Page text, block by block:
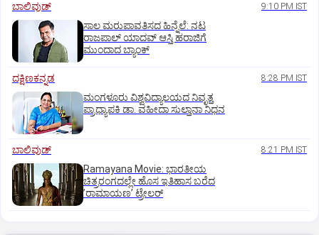
ಬಾಲಿವುಡ್‌ 9:10 PM IST
ಸಾಲ ಮರುಪಾವತಿಸದ ಹಿನ್ನೆಲೆ: ನಟ
ರಾಜಪಾಲ್ ಯಾದವ್‌ ಆಸ್ತಿ ಹರಾಜಿಗೆ
ಮುಂದಾದ ಬ್ಯಾಂಕ್
ದಕ್ಷಿಣಕನ್ನಡ 8:28 PM IST
ಮಂಗಳೂರು ವಿಶ್ವವಿದ್ಯಾಲಯದ ನಿವೃತ್ತ
ಪ್ರಾಧ್ಯಾಪಕಿ ಡಾ. ವಹೀದಾ ಸುಲ್ತಾನಾ ನಿಧನ
ಬಾಲಿವುಡ್‌ 8:21 PM IST
Ramayana Movie: ಭಾರತೀಯ
ಚಿತ್ರರಂಗದಲ್ಲೇ ಹೊಸ ಇತಿಹಾಸ ಬರೆದ
ʼರಾಮಾಯಣʼ ಟ್ರೇಲರ್